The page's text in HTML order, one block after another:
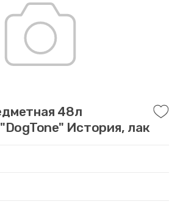
48л
История, лак